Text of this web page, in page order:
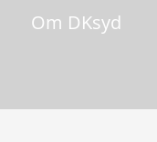
Om DKsyd